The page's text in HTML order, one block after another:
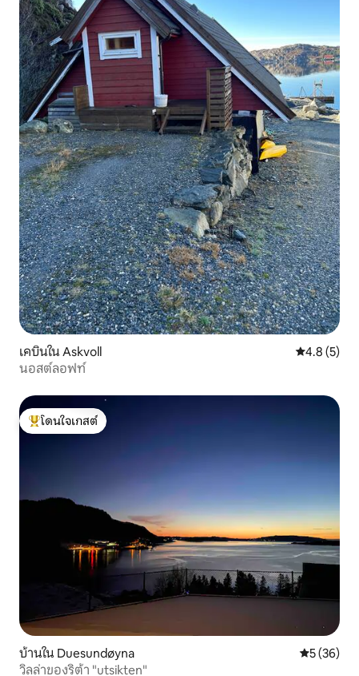
เคบินใน Askvoll คะแนนเฉลี่
4.8 (5)
นอสต์ลอฟท์
โดนใจเกสต์ที่สุด
โดนใจเกสต์
บ้านใน Duesundøyna คะแนนเฉลี่
5 (36)
วิลล่าของริต้า "utsikten"